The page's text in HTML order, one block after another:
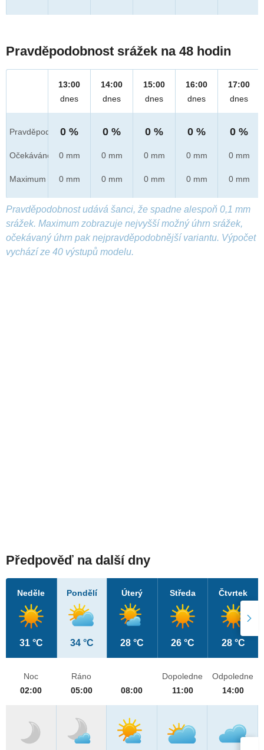
Pravděpodobnost srážek na 48 hodin
Pravděpod.
Očekáváno
Maximum
13:00
dnes
0 %
0 mm
0 mm
14:00
dnes
0 %
0 mm
0 mm
15:00
dnes
0 %
0 mm
0 mm
16:00
dnes
0 %
0 mm
0 mm
17:00
dnes
0 %
0 mm
0 mm
Pravděpodobnost udává šanci, že spadne alespoň 0,1 mm
srážek. Maximum zobrazuje nejvyšší možný úhrn srážek,
očekávaný úhrn pak nejpravděpodobnější variantu. Výpočet
vychází ze 40 výstupů modelu.
Předpověď na další dny
Neděle
31 °C
Pondělí
34 °C
Úterý
28 °C
Středa
26 °C
Čtvrtek
28 °C
Noc
02:00
Ráno
05:00
08:00
Dopoledne
11:00
Odpoledne
14:00